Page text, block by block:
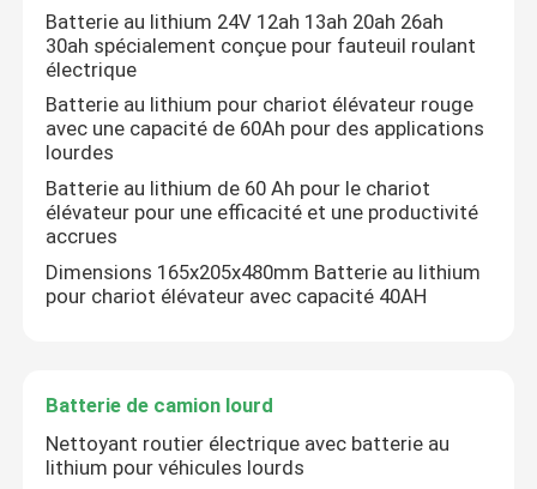
batterie au lithium de chariot élévateur
Batterie de chariot élévateur au lithium-ion de 48 volts
Batterie de camion de palette
Batterie de transpalette électrique
Batterie de voiture d'entrepôt
Batterie au lithium 24V 12ah 13ah 20ah 26ah
30ah spécialement conçue pour fauteuil roulant
électrique
Batterie au lithium pour chariot élévateur rouge
avec une capacité de 60Ah pour des applications
lourdes
Batterie au lithium de 60 Ah pour le chariot
élévateur pour une efficacité et une productivité
accrues
Dimensions 165x205x480mm Batterie au lithium
pour chariot élévateur avec capacité 40AH
Batterie de camion lourd
Nettoyant routier électrique avec batterie au
lithium pour véhicules lourds